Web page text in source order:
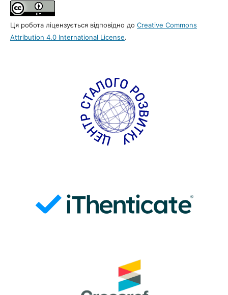
Ця робота ліцензується відповідно до Creative Commons
Attribution 4.0 International License.